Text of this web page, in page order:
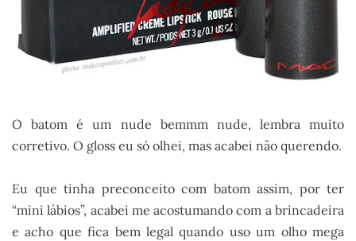
O batom é um nude bemmm nude, lembra muito
corretivo. O gloss eu só olhei, mas acabei não querendo.
Eu que tinha preconceito com batom assim, por ter
“mini lábios”, acabei me acostumando com a brincadeira
e acho que fica bem legal quando uso um olho mega